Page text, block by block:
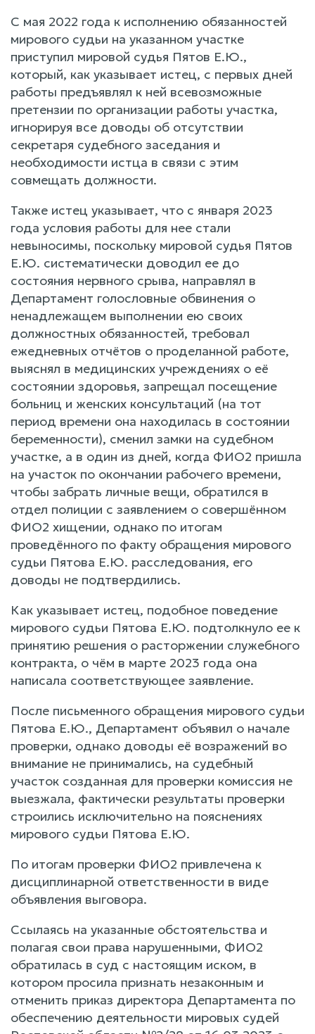
С мая 2022 года к исполнению обязанностей
мирового судьи на указанном участке
приступил мировой судья Пятов Е.Ю.,
который, как указывает истец, с первых дней
работы предъявлял к ней всевозможные
претензии по организации работы участка,
игнорируя все доводы об отсутствии
секретаря судебного заседания и
необходимости истца в связи с этим
совмещать должности.
Также истец указывает, что с января 2023
года условия работы для нее стали
невыносимы, поскольку мировой судья Пятов
Е.Ю. систематически доводил ее до
состояния нервного срыва, направлял в
Департамент голословные обвинения о
ненадлежащем выполнении ею своих
должностных обязанностей, требовал
ежедневных отчётов о проделанной работе,
выяснял в медицинских учреждениях о её
состоянии здоровья, запрещал посещение
больниц и женских консультаций (на тот
период времени она находилась в состоянии
беременности), сменил замки на судебном
участке, а в один из дней, когда ФИО2 пришла
на участок по окончании рабочего времени,
чтобы забрать личные вещи, обратился в
отдел полиции с заявлением о совершённом
ФИО2 хищении, однако по итогам
проведённого по факту обращения мирового
судьи Пятова Е.Ю. расследования, его
доводы не подтвердились.
Как указывает истец, подобное поведение
мирового судьи Пятова Е.Ю. подтолкнуло ее к
принятию решения о расторжении служебного
контракта, о чём в марте 2023 года она
написала соответствующее заявление.
После письменного обращения мирового судьи
Пятова Е.Ю., Департамент объявил о начале
проверки, однако доводы её возражений во
внимание не принимались, на судебный
участок созданная для проверки комиссия не
выезжала, фактически результаты проверки
строились исключительно на пояснениях
мирового судьи Пятова Е.Ю.
По итогам проверки ФИО2 привлечена к
дисциплинарной ответственности в виде
объявления выговора.
Ссылаясь на указанные обстоятельства и
полагая свои права нарушенными, ФИО2
обратилась в суд с настоящим иском, в
котором просила признать незаконным и
отменить приказ директора Департамента по
обеспечению деятельности мировых судей